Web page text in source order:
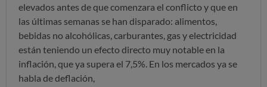
elevados antes de que comenzara el conflicto y que en
las últimas semanas se han disparado: alimentos,
bebidas no alcohólicas, carburantes, gas y electricidad
están teniendo un efecto directo muy notable en la
inflación, que ya supera el 7,5%. En los mercados ya se
habla de deflación,